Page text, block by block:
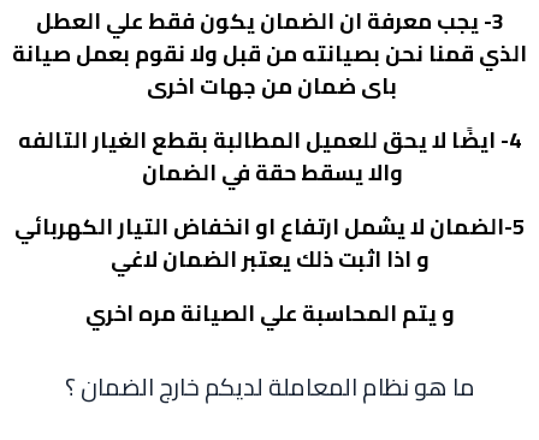
3- يجب معرفة ان الضمان يكون فقط علي العطل
الذي قمنا نحن بصيانته من قبل ولا نقوم بعمل صيانة
باى ضمان من جهات اخرى
4- ايضًا لا يحق للعميل المطالبة بقطع الغيار التالفه
والا يسقط حقة في الضمان
5- الضمان لا يشمل ارتفاع او انخفاض التيار الكهربائي
و اذا اثبت ذلك يعتبر الضمان لاغي
و يتم المحاسبة علي الصيانة مره اخري
ما هو نظام المعاملة لديكم خارج الضمان ؟